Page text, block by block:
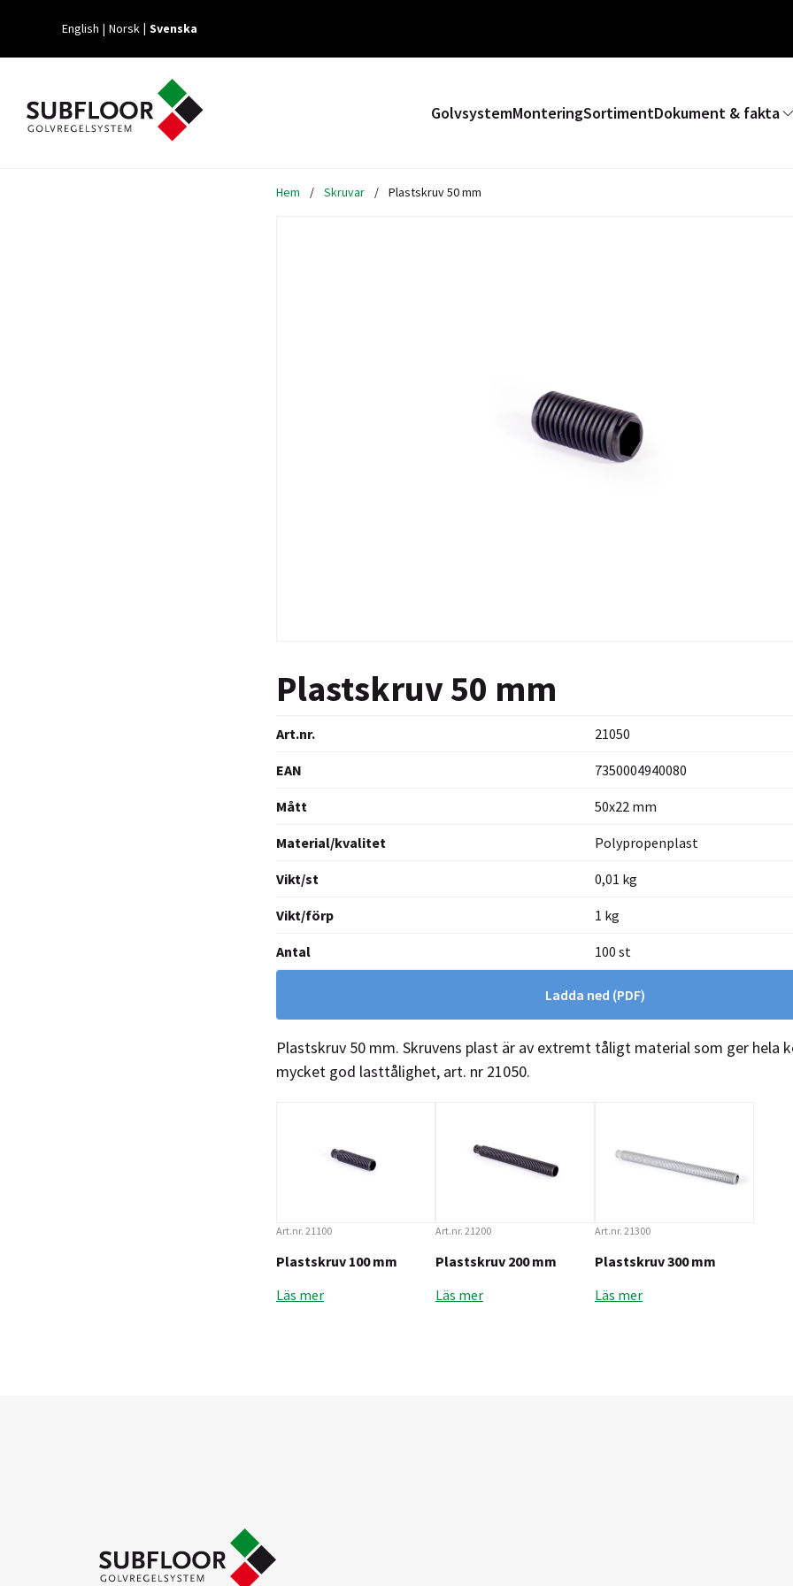
English Norsk Svenska
GolvsystemMonteringSortimentDokument & fakta
Hem / Skruvar / Plastskruv 50 mm
Plastskruv 50 mm
Art.nr. 21050
EAN 7350004940080
Mått 50x22 mm
Material/kvalitet Polypropenplast
Vikt/st 0,01 kg
Vikt/förp 1 kg
Antal 100 st
Ladda ned (PDF)
Plastskruv 50 mm. Skruvens plast är av extremt tåligt material som ger hela
mycket god lasttålighet, art. nr 21050.
Art.nr. 21100
Plastskruv 100 mm
Läs mer
Art.nr. 21200
Plastskruv 200 mm
Läs mer
Art.nr. 21300
Plastskruv 300 mm
Läs mer